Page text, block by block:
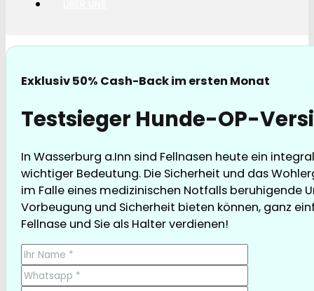
Exklusiv 50% Cash-Back im ersten Monat
Testsieger Hunde-OP-
In Wasserburg a.Inn sind Fellnasen heute ein
wichtiger Bedeutung. Die Sicherheit und das
im Falle eines medizinischen Notfalls beruhigende
Vorbeugung und Sicherheit bieten können, ganz
Fellnase und Sie als Halter verdienen!